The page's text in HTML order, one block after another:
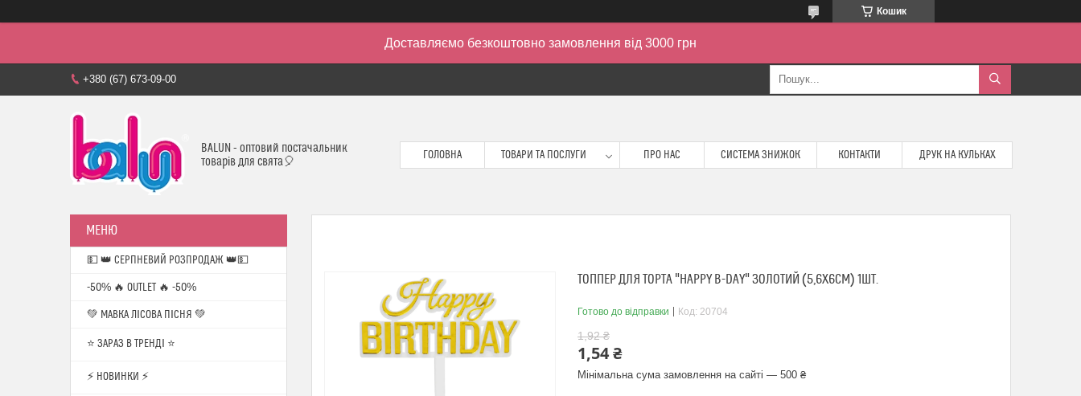
Кошик
Доставляємо безкоштовно замовлення від 3000 грн
+380 (67) 673-09-00
BALUN - оптовий постачальник
товарів для свята🎈
ГОЛОВНА ТОВАРИ ТА ПОСЛУГИ ПРО НАС СИСТЕМА ЗНИЖОК КОНТАКТИ ДРУК НА КУЛЬКАХ
ТОППЕР ДЛЯ ТОРТА "HAPPY B-DAY" ЗОЛОТИЙ (5,6Х6СМ) 1ШТ.
Готово до відправки Код: 20704
1,92 ₴
1,54 ₴
Мінімальна сума замовлення на сайті — 500 ₴
💵 👑 СЕРПНЕВИЙ РОЗПРОДАЖ 👑💵
-50% 🔥 OUTLET 🔥 -50%
💚 МАВКА ЛІСОВА ПІСНЯ 💚
⭐️ ЗАРАЗ В ТРЕНДІ ⭐️
⚡ НОВИНКИ ⚡